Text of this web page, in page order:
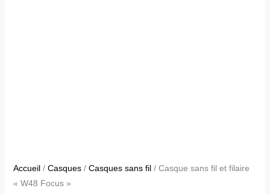
Accueil/ Casques/ Casques sans fil/ Casque sans fil et filaire
« W48 Focus »